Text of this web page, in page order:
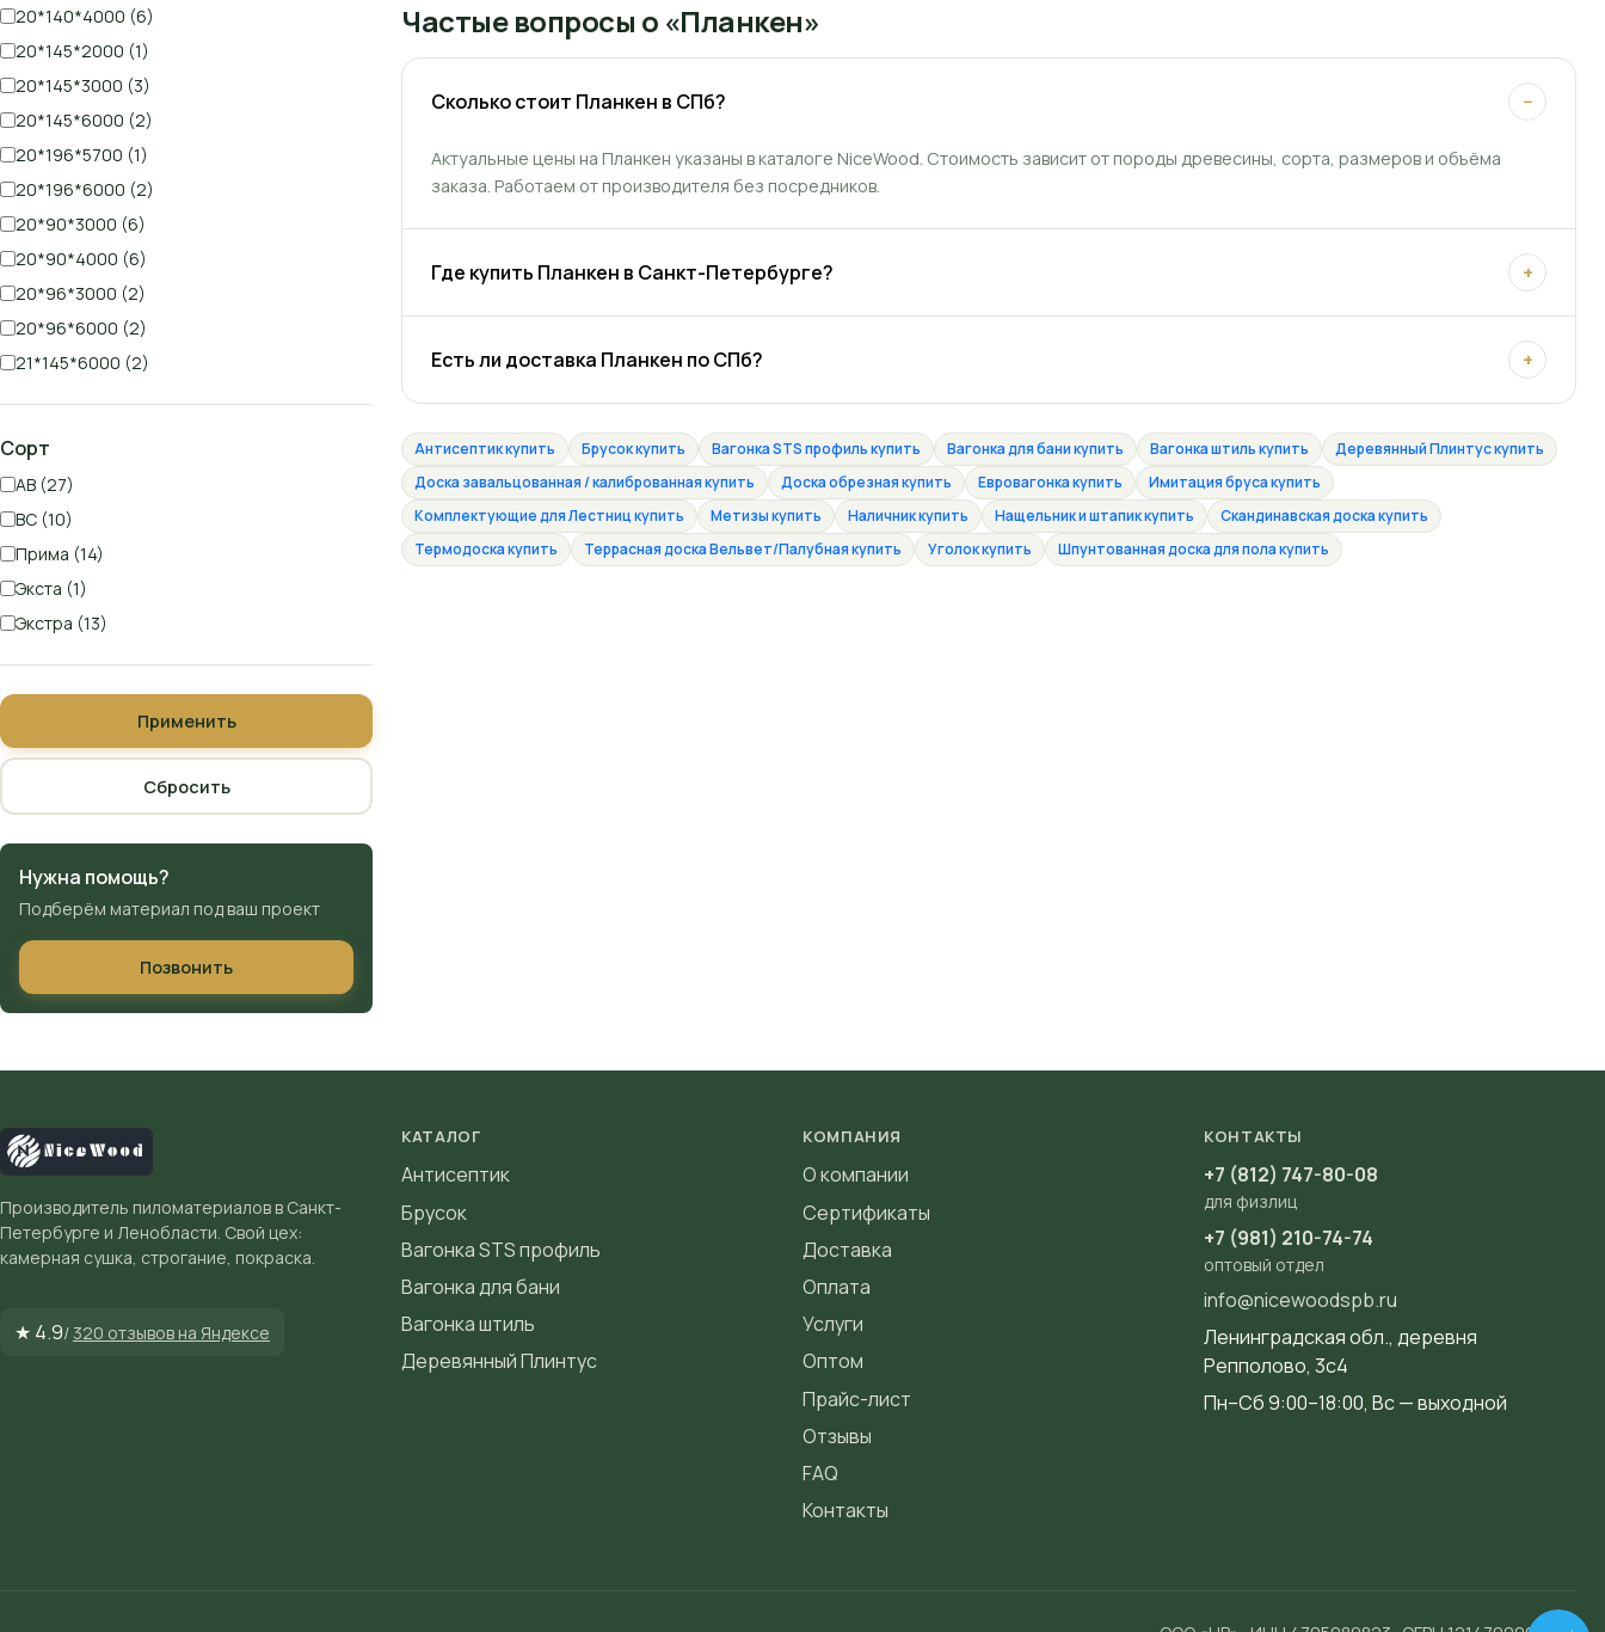
20*140*4000 (6)
20*145*2000 (1)
20*145*3000 (3)
20*145*6000 (2)
20*196*5700 (1)
20*196*6000 (2)
20*90*3000 (6)
20*90*4000 (6)
20*96*3000 (2)
20*96*6000 (2)
21*145*6000 (2)
Сорт
АВ (27)
ВС (10)
Прима (14)
Экста (1)
Экстра (13)
Применить
Сбросить
Нужна помощь?
Подберём материал под ваш проект
Позвонить
Частые вопросы о «Планкен»
Сколько стоит Планкен в СПб? −
Актуальные цены на Планкен указаны в каталоге NiceWood. Стоимость зависит от породы древесины, сорта, размеров и объёма
заказа. Работаем от производителя без посредников.
Где купить Планкен в Санкт-Петербурге? +
Есть ли доставка Планкен по СПб? +
Антисептик купить Брусок купить Вагонка STS профиль купить Вагонка для бани купить Вагонка штиль купить
Деревянный Плинтус купить
Доска завальцованная / калиброванная купить
Доска обрезная купить Евровагонка купить
Имитация бруса купить
Комплектующие для Лестниц купить
Метизы купить Наличник купить Нащельник и штапик купить
Скандинавская доска купить
Термодоска купить
Террасная доска Вельвет/Палубная купить Уголок купить Шпунтованная доска для пола купить
Производитель пиломатериалов в Санкт-
Петербурге и Ленобласти. Свой цех:
камерная сушка, строгание, покраска.
★ 4.9/ 320 отзывов на Яндексе
КАТАЛОГ
Антисептик
Брусок
Вагонка STS профиль
Вагонка для бани
Вагонка штиль
Деревянный Плинтус
КОМПАНИЯ
О компании
Сертификаты
Доставка
Оплата
Услуги
Оптом
Прайс-лист
Отзывы
FAQ
Контакты
КОНТАКТЫ
+7 (812) 747-80-08
для физлиц
+7 (981) 210-74-74
оптовый отдел
info@nicewoodspb.ru
Ленинградская обл., деревня
Репполово, 3с4
Пн–Сб 9:00–18:00, Вс — выходной